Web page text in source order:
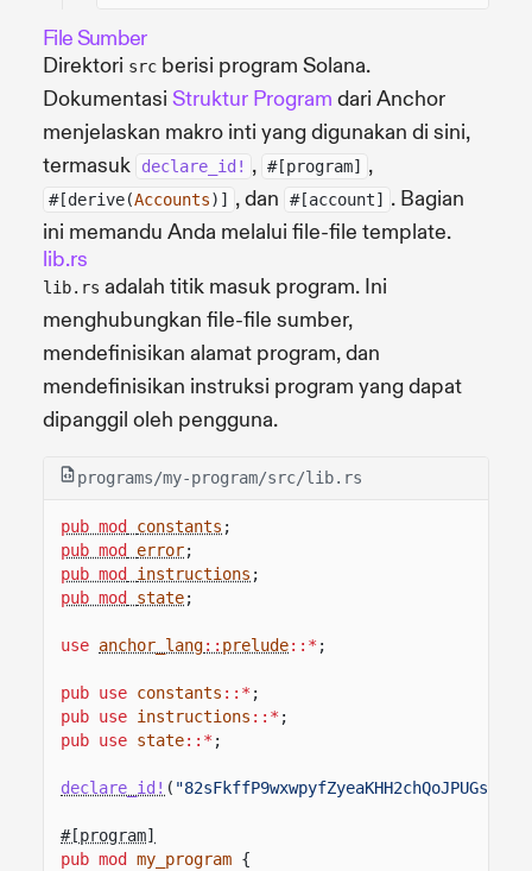
File Sumber
Direktori src berisi program Solana.
Dokumentasi Struktur Program dari Anchor
menjelaskan makro inti yang digunakan di sini,
termasuk
declare_id! , #[program] ,
#[derive(Accounts)] , dan #[account]
. Bagian
ini memandu Anda melalui file-file template.
lib.rs
lib.rs adalah titik masuk program. Ini
menghubungkan file-file sumber,
mendefinisikan alamat program, dan
mendefinisikan instruksi program yang dapat
dipanggil oleh pengguna.
programs/my-program/src/lib.rs
pub mod constants ;
pub mod
error;
pub mod
instructions ;
pub mod
state;
use anchor_lang:: prelude::* ;
pub use constants ::* ;
pub use instructions ::* ;
pub use state::* ;
declare_id! (
#[program]
pub mod
my_program {